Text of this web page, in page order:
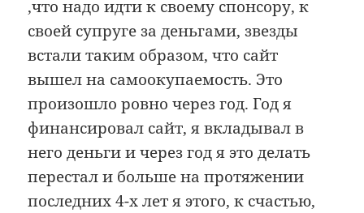
,что надо идти к своему спонсору, к
своей супруге за деньгами, звезды
встали таким образом, что сайт
вышел на самоокупаемость. Это
произошло ровно через год. Год я
финансировал сайт, я вкладывал в
него деньги и через год я это делать
перестал и больше на протяжении
последних 4-х лет я этого, к счастью,